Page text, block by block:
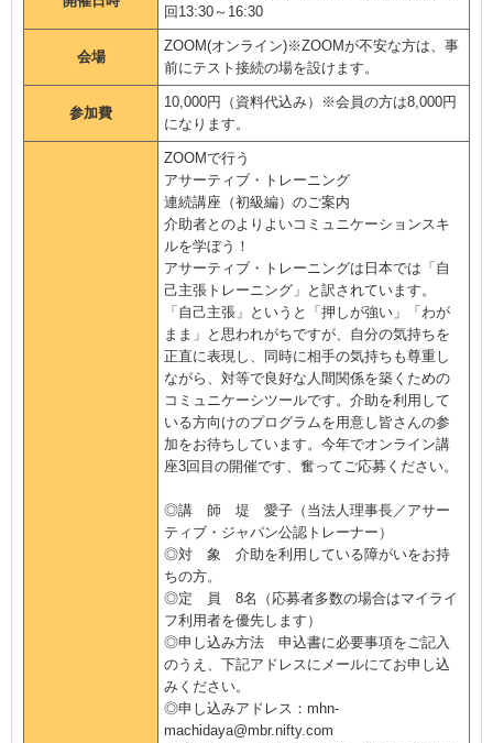
回13:30～16:30
会場
ZOOM(オンライン)※ZOOMが不安な方は、事
前にテスト接続の場を設けます。
参加費
10,000円（資料代込み）※会員の方は8,000円
になります。
ZOOMで行う
アサーティブ・トレーニング
連続講座（初級編）のご案内
介助者とのよりよいコミュニケーションスキ
ルを学ぼう！
アサーティブ・トレーニングは日本では「自
己主張トレーニング」と訳されています。
「自己主張」というと「押しが強い」「わが
まま」と思われがちですが、自分の気持ちを
正直に表現し、同時に相手の気持ちも尊重し
ながら、対等で良好な人間関係を築くための
コミュニケーシツールです。介助を利用して
いる方向けのプログラムを用意し皆さんの参
加をお待ちしています。今年でオンライン講
座3回目の開催です、奮ってご応募ください。
◎講 師 堤 愛子（当法人理事長／アサー
ティブ・ジャパン公認トレーナー）
◎対 象 介助を利用している障がいをお持
ちの方。
◎定 員 8名（応募者多数の場合はマイライ
フ利用者を優先します）
◎申し込み方法 申込書に必要事項をご記入
のうえ、下記アドレスにメールにてお申し込
みください。
◎申し込みアドレス：mhn-
machidaya@mbr.nifty.com